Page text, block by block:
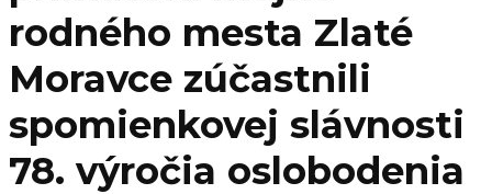
rodného mesta Zlaté
Moravce zúčastnili
spomienkovej slávnosti
78. výročia oslobodenia